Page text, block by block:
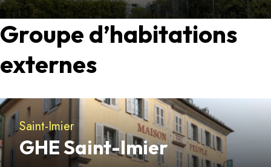
Découvrir
Groupe d’habitations
externes
Saint-Imier
GHE Saint-Imier